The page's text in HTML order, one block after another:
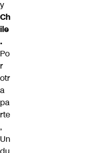
y
Ch
ile
.
Po
r
otr
a
pa
rte
,
Un